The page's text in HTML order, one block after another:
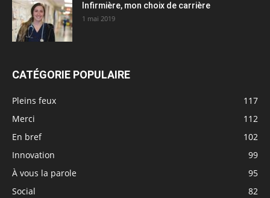
Infirmière, mon choix de carrière
1 mai 2019
CATÉGORIE POPULAIRE
Pleins feux
117
Merci
112
En bref
102
Innovation
99
À vous la parole
95
Social
82